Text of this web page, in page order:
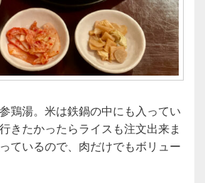
鶏湯。米は鉄鍋の中にも入ってい
きたかったらライスも注文出来ま
ているので、肉だけでもボリュー